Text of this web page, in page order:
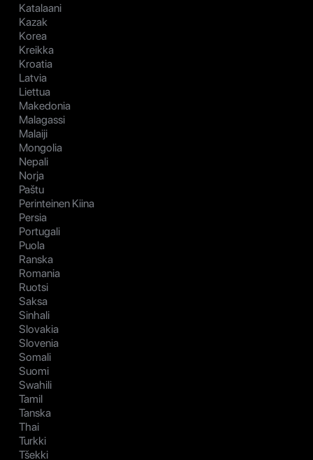
Katalaani
Kazak
Korea
Kreikka
Kroatia
Latvia
Liettua
Makedonia
Malagassi
Malaiji
Mongolia
Nepali
Norja
Paštu
Perinteinen Kiina
Persia
Portugali
Puola
Ranska
Romania
Ruotsi
Saksa
Sinhali
Slovakia
Slovenia
Somali
Suomi
Swahili
Tamil
Tanska
Thai
Turkki
Tšekki